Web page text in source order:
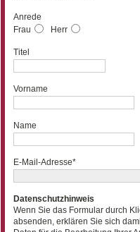
Anrede
Frau
Herr
Titel
Vorname
Name
E-Mail-Adresse*
Datenschutzhinweis
Wenn Sie das Formular durch
absenden, erklären Sie sich